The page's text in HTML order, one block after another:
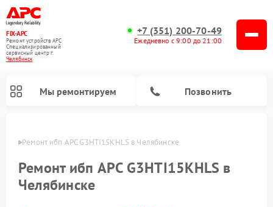
FIX-APC
Ремонт устройств APC
Специализированный
cервисный центр г.
Челябинск
+7 (351) 200-70-49
Ежедневно с 9:00 до 21:00
Мы ремонтируем Позвонить
Ремонт ибп APC G3HTI15KHLS в Челябинске
Ремонт ибп APC G3HTI15KHLS в
Челябинске